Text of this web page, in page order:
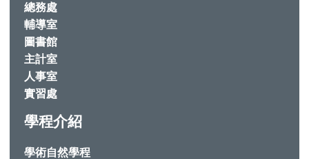
總務處
輔導室
圖書館
主計室
人事室
實習處
學程介紹
學術自然學程